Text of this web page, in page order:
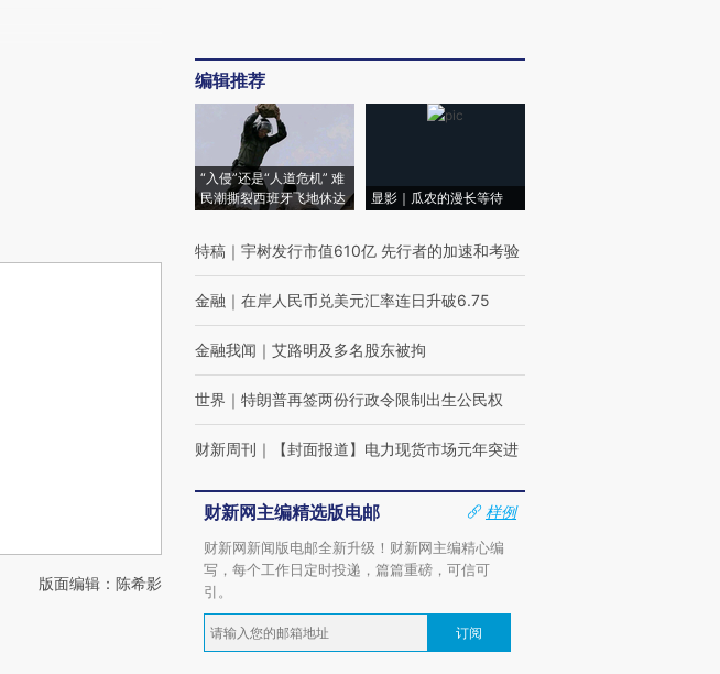
版面编辑：陈希影
编辑推荐
“入侵”还是“人道危机” 难
民潮撕裂西班牙飞地休达
显影｜瓜农的漫长等待
特稿 ｜ 宇树发行市值610亿 先行者的加速和考验
金融 ｜ 在岸人民币兑美元汇率连日升破6.75
金融我闻 ｜ 艾路明及多名股东被拘
世界 ｜ 特朗普再签两份行政令限制出生公民权
财新周刊 ｜ 【封面报道】电力现货市场元年突进
财新网主编精选版电邮
样例
财新网新闻版电邮全新升级！财新网主编精心编
写，每个工作日定时投递，篇篇重磅，可信可
引。
订阅